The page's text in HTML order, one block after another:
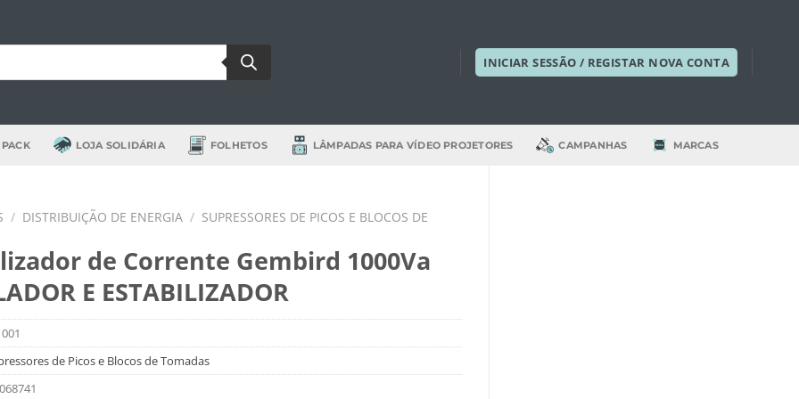
INICIAR SESSÃO / REGISTAR NOVA CONTA
LOJA SOLIDÁRIA FOLHETOS LÂMPADAS PARA VÍDEO PROJETORES CAMPANHAS MARCAS
/ DISTRIBUIÇÃO DE ENERGIA / SUPRESSORES DE PICOS E BLOCOS DE
de Corrente Gembird 1000Va
E ESTABILIZADOR
de Picos e Blocos de Tomadas